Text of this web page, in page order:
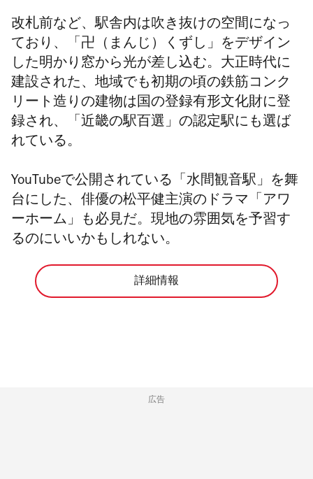
改札前など、駅舎内は吹き抜けの空間になっ
ており、「卍（まんじ）くずし」をデザイン
した明かり窓から光が差し込む。大正時代に
建設された、地域でも初期の頃の鉄筋コンク
リート造りの建物は国の登録有形文化財に登
録され、「近畿の駅百選」の認定駅にも選ば
れている。
YouTubeで公開されている「水間観音駅」を舞
台にした、俳優の松平健主演のドラマ「アワ
ーホーム」も必見だ。現地の雰囲気を予習す
るのにいいかもしれない。
詳細情報
広告